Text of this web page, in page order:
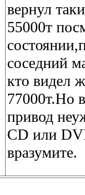
вернул
55000т
соседний
кто видел
77000т.Но
привод
CD или
вразумите.